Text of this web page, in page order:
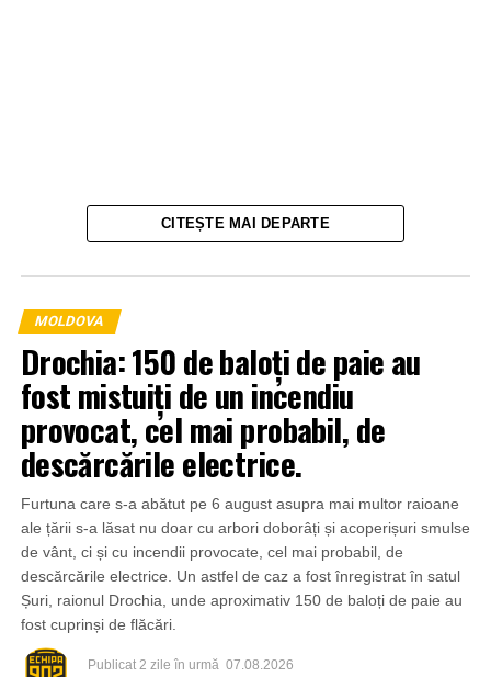
CITEȘTE MAI DEPARTE
MOLDOVA
Drochia: 150 de baloți de paie au
fost mistuiți de un incendiu
provocat, cel mai probabil, de
descărcările electrice.
Furtuna care s-a abătut pe 6 august asupra mai multor raioane
ale țării s-a lăsat nu doar cu arbori doborâți și acoperișuri smulse
de vânt, ci și cu incendii provocate, cel mai probabil, de
descărcările electrice. Un astfel de caz a fost înregistrat în satul
Șuri, raionul Drochia, unde aproximativ 150 de baloți de paie au
fost cuprinși de flăcări.
Publicat 2 zile în urmă 07.08.2026